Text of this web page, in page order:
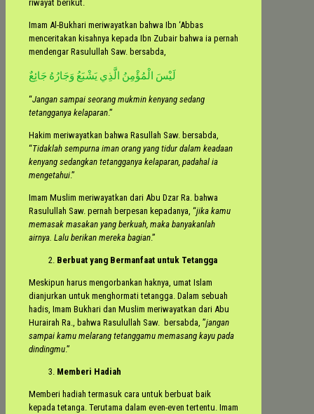
riwayat berikut.
Imam Al-Bukhari meriwayatkan bahwa Ibn ‘Abbas
menceritakan kisahnya kepada Ibn Zubair bahwa ia pernah
mendengar Rasulullah Saw. bersabda,
لَيْسَ الْمُؤْمِنُ الَّذِي يَشْبَعُ وَجَارُهُ جَائِعٌ
“Jangan sampai seorang mukmin kenyang sedang
tetangganya kelaparan.”
Hakim meriwayatkan bahwa Rasullah Saw. bersabda,
“Tidaklah sempurna iman orang yang tidur dalam keadaan
kenyang sedangkan tetangganya kelaparan, padahal ia
mengetahui.”
Imam Muslim meriwayatkan dari Abu Dzar Ra. bahwa
Rasulullah Saw. pernah berpesan kepadanya, “jika kamu
memasak masakan yang berkuah, maka banyakanlah
airnya. Lalu berikan mereka bagian.”
Berbuat yang Bermanfaat untuk Tetangga
Meskipun harus mengorbankan haknya, umat Islam
dianjurkan untuk menghormati tetangga. Dalam sebuah
hadis, Imam Bukhari dan Muslim meriwayatkan dari Abu
Hurairah Ra., bahwa Rasulullah Saw. bersabda, ”jangan
sampai kamu melarang tetanggamu memasang kayu pada
dindingmu.”
Memberi Hadiah
Memberi hadiah termasuk cara untuk berbuat baik
kepada tetanga. Terutama dalam even-even tertentu. Imam